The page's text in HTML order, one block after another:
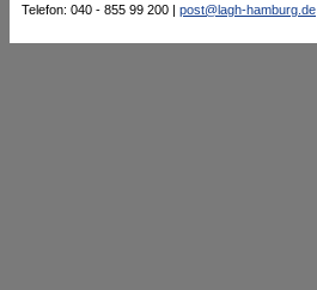
Telefon: 040 - 855 99 200 | post@lagh-hamburg.de